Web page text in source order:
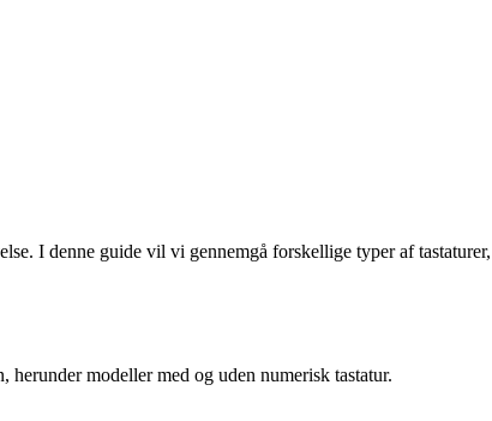
I denne guide vil vi gennemgå forskellige typer af tastaturer,
modeller med og uden numerisk tastatur.